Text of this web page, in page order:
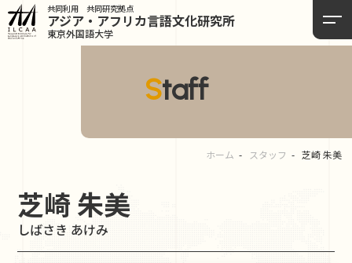
共同利用 共同研究拠点
アジア・アフリカ言語文化研究所
東京外国語大学
Staff
ホーム スタッフ 芝崎 朱美
芝崎 朱美
しばさき あけみ